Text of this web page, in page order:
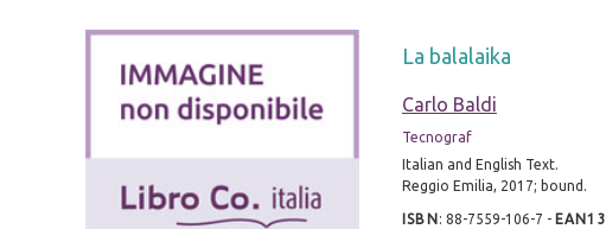
La balalaika
Carlo Baldi
Tecnograf
Italian and English Text.
Reggio Emilia, 2017; bound.
ISBN : 88-7559-106-7 - EAN13